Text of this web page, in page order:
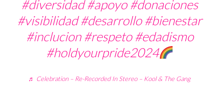
#diversidad #apoyo #donaciones
#visibilidad #desarrollo #bienestar
#inclucion #respeto #edadismo
#holdyourpride2024
♬ Celebration – Re-Recorded In Stereo – Kool & The Gang